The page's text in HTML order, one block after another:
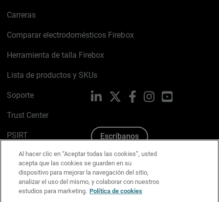
Carreras
Comparar electrodomésticos Firebox
Herramienta de talla Firebox
Lista de productos y SKUs
Soporte
Trust Center
PSIRT
Política de cookies
Política de privacidad
Kit de medios y marca
LinkedIn FacebookInstagramYouTube
Escríbanos
Al hacer clic en “Aceptar todas las cookies”, usted
acepta que las cookies se guarden en su
dispositivo para mejorar la navegación del sitio,
analizar el uso del mismo, y colaborar con nuestros
estudios para marketing. Política de cookies